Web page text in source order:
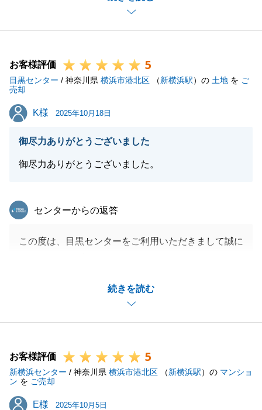
が、お忙しい中最後までご協力いただきありがとうご
ざました。また今度不動産の事で動く際には是非お声
今後とも末永いお付き合いの程、どうぞよろしくお願
い申し上げます。
お客様評価 5
目黒センター / 神奈川県 横浜市港北区 （新横浜駅）の 土地 を ご
売却
K様
K様 2025年10月18日
御尽力ありがとうございました
御尽力ありがとうございました。
続きを読む
東急リバブル
センターからの返答
この度は、目黒センターをご利用いただきまして誠に
伝いでき、またお役にたてたこと大変光栄でございま
_至らない点もございましたが今回のご縁を機にお付
_重ねて御礼申し上げます。
お客様評価 5
新横浜センター / 神奈川県 横浜市港北区 （新横浜駅）の マンショ
ン を ご売却
E様
E様 2025年10月5日